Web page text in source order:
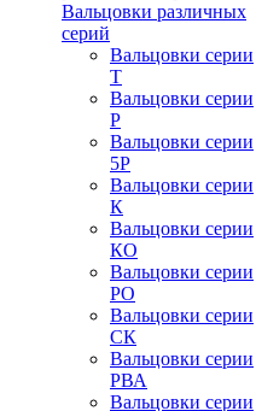
Вальцовки различных
серий
Вальцовки серии
Т
Вальцовки серии
Р
Вальцовки серии
5Р
Вальцовки серии
К
Вальцовки серии
КО
Вальцовки серии
РО
Вальцовки серии
СК
Вальцовки серии
РВА
Вальцовки серии